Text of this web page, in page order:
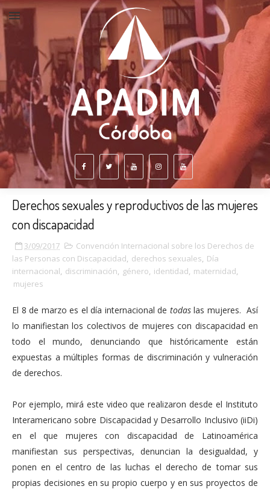
Derechos sexuales y reproductivos de las mujeres
con discapacidad
3/09/2017
Convención Internacional sobre los Derechos de
las Personas con Discapacidad, derechos sexuales, Día
internacional, discriminación, género, identidad, maternidad,
mujeres
El 8 de marzo es el día internacional de todaslas mujeres. Así
lo manifiestan los colectivos de mujeres con discapacidad en
todo el mundo, denunciando que históricamente están
expuestas a múltiples formas de discriminación y vulneración
de derechos.
Por ejemplo, mirá este video que realizaron desde el Instituto
Interamericano sobre Discapacidad y Desarrollo Inclusivo (iiDi)
en el que mujeres con discapacidad de Latinoamérica
manifiestan sus perspectivas, denuncian la desigualdad, y
ponen en el centro de las luchas el derecho de tomar sus
propias decisiones en su propio cuerpo y en sus proyectos de